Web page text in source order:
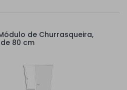
de Churrasqueira,
80 cm